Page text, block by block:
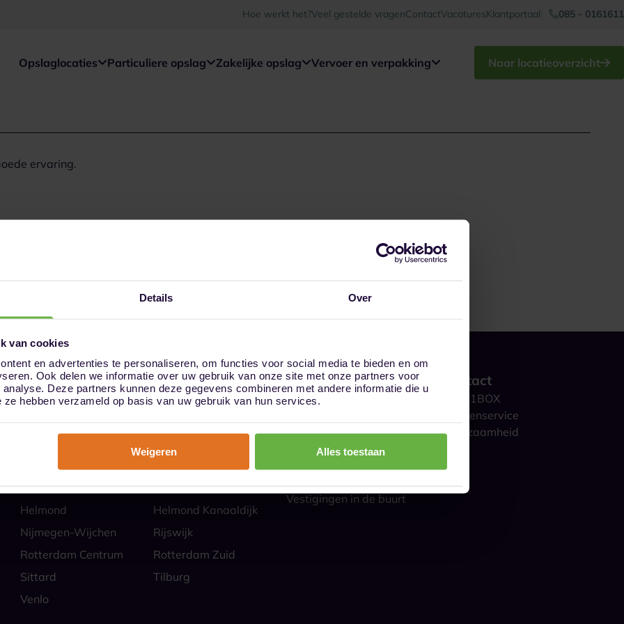
Details Over
van cookies
en advertenties te personaliseren, om functies voor social media te bieden en om
Ook delen we informatie over uw gebruik van onze site met onze partners voor
Deze partners kunnen deze gegevens combineren met andere informatie die u
hebben verzameld op basis van uw gebruik van hun services.
Weigeren Alles toestaan
Hoe werkt het?Veel gestelde vragenContactVacaturesKlantportaal 085 - 0161611
Opslaglocaties Particuliere opslag Zakelijke opslag Vervoer en verpakking Naar locatieoverzicht
ervaring.
Almere
Alphen aan den Rijn
Eindhoven Best
Helmond
Helmond Kanaaldijk
Nijmegen-Wijchen
Rijswijk
Rotterdam Centrum
Rotterdam Zuid
Sittard
Tilburg
Venlo
Hoe werkt het?
Veilige opslag
Particulieren
Zakelijk
Vestigingen in de buurt
Contact
Over 1BOX
Klantenservice
Duurzaamheid